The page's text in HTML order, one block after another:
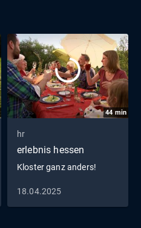
44 min
hr
erlebnis hessen
Kloster ganz anders!
18.04.2025